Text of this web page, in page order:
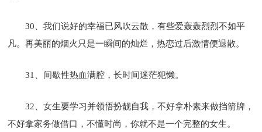
30、我们说好的幸福已风吹云散，有些爱轰轰烈烈不如平
凡。再美丽的烟火只是一瞬间的灿烂，热恋过后激情便退散。
31、间歇性热血满腔，长时间迷茫犯懒。
32、女生要学习并领悟扮靓自我，不好拿朴素来做挡箭牌，
不好拿家务做借口，不懂时尚，你就不是一个完整的女生。